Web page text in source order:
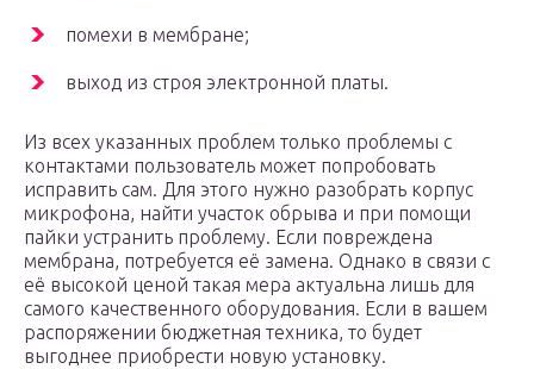
помехи в мембране;
выход из строя электронной платы.
Из всех указанных проблем только проблемы с
контактами пользователь может попробовать
исправить сам. Для этого нужно разобрать корпус
микрофона, найти участок обрыва и при помощи
пайки устранить проблему. Если повреждена
мембрана, потребуется её замена. Однако в связи с
её высокой ценой такая мера актуальна лишь для
самого качественного оборудования. Если в вашем
распоряжении бюджетная техника, то будет
выгоднее приобрести новую установку.